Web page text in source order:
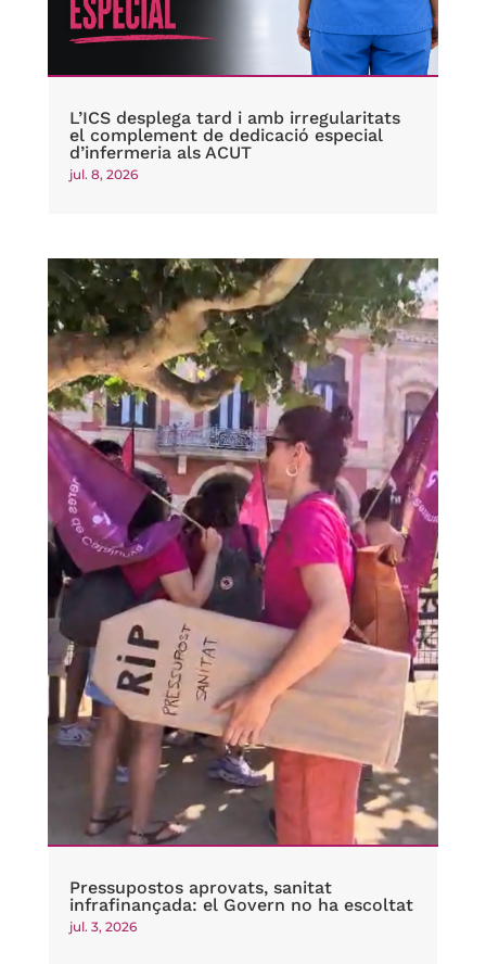
L’ICS desplega tard i amb irregularitats
el complement de dedicació especial
d’infermeria als ACUT
jul. 8, 2026
Pressupostos aprovats, sanitat
infrafinançada: el Govern no ha escoltat
jul. 3, 2026